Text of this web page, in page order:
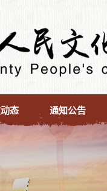
态 通知公告